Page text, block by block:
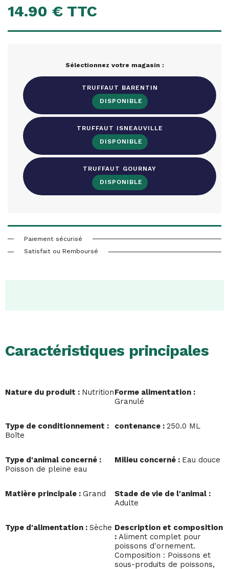
14.90 € TTC
Sélectionnez votre magasin :
TRUFFAUT BARENTIN
TRUFFAUT ISNEAUVILLE
TRUFFAUT GOURNAY
Paiement sécurisé
Satisfait ou Remboursé
Caractéristiques principales
Nature du produit : NutritionForme alimentation :
Granulé
Type de conditionnement :
Boîte
contenance : 250.0 ML
Type d'animal concerné :
Poisson de pleine eau
Milieu concerné : Eau douce
Matière principale : Grand
Stade de vie de l'animal :
Adulte
Type d'alimentation : Sèche Description et composition
: Aliment complet pour
poissons d'ornement.
Composition : Poissons et
sous-produits de poissons,